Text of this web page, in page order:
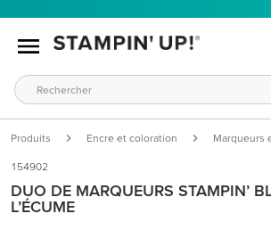
Produits Encre et coloration Marqueurs
154902
DUO DE MARQUEURS STAMPIN’
L’ÉCUME